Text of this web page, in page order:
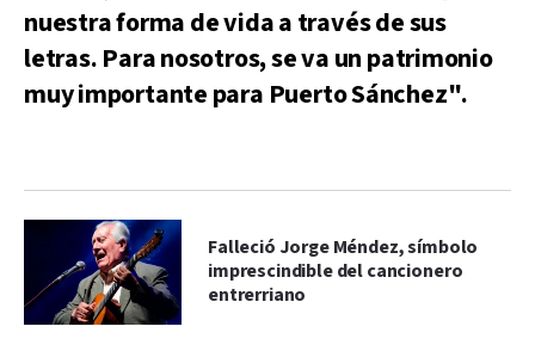
nuestra forma de vida a través de sus
letras. Para nosotros, se va un patrimonio
muy importante para Puerto Sánchez".
Falleció Jorge Méndez, símbolo
imprescindible del cancionero
entrerriano